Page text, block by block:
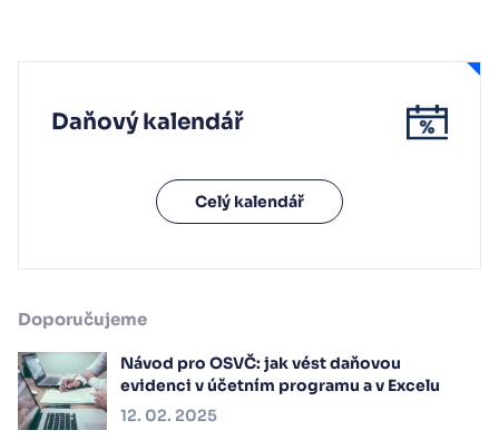
Daňový kalendář
Celý kalendář
Doporučujeme
Návod pro OSVČ: jak vést daňovou
evidenci v účetním programu a v Excelu
12. 02. 2025